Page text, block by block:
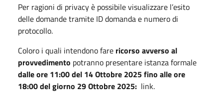
Per ragioni di privacy è possibile visualizzare l’esito
delle domande tramite ID domanda e numero di
protocollo.
Coloro i quali intendono fare ricorso avverso al
provvedimento potranno presentare istanza formale
dalle ore 11:00 del 14 Ottobre 2025 fino alle ore
18:00 del giorno 29 Ottobre 2025: link.